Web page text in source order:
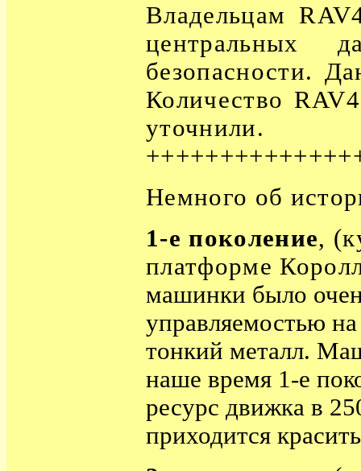
Владельцам
центральных
безопасности.
Количество
уточнили.
Немного об
1-е поколение,
платформе
машинки было
управляемостью
тонкий металл.
наше время 1-е
ресурс движка в
приходится